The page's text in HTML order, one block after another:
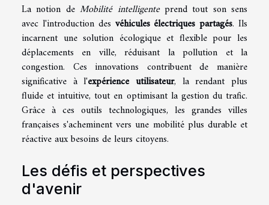
La notion deMobilité intelligenteprend tout son sens
avec l'introduction des véhicules électriques partagés. Ils
incarnent une solution écologique et flexible pour les
déplacements en ville, réduisant la pollution et la
congestion. Ces innovations contribuent de manière
significative à l'expérience utilisateur, la rendant plus
fluide et intuitive, tout en optimisant la gestion du trafic.
Grâce à ces outils technologiques, les grandes villes
françaises s'acheminent vers une mobilité plus durable et
réactive aux besoins de leurs citoyens.
Les défis et perspectives
d'avenir